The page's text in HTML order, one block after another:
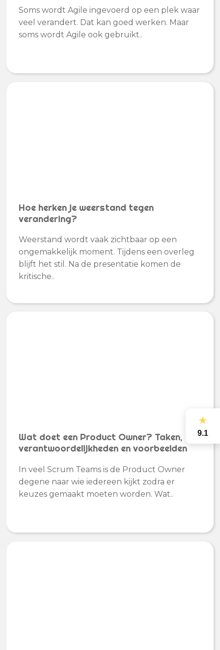
Soms wordt Agile ingevoerd op een plek waar
veel verandert. Dat kan goed werken. Maar
soms wordt Agile ook gebruikt..
Hoe herken je weerstand tegen
verandering?
Weerstand wordt vaak zichtbaar op een
ongemakkelijk moment. Tijdens een overleg
blijft het stil. Na de presentatie komen de
kritische..
Wat doet een Product Owner? Taken,
verantwoordelijkheden en voorbeelden
In veel Scrum Teams is de Product Owner
degene naar wie iedereen kijkt zodra er
keuzes gemaakt moeten worden. Wat..
★
9.1